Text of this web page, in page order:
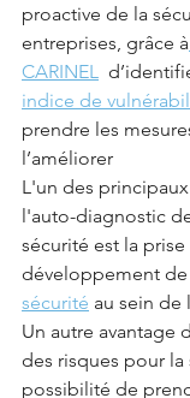
proactive de la
entreprises, grâce à
CARINEL
indice de
prendre les
l’améliorer
L'un des
l'auto-diagnostic
sécurité est la
développement de
sécurité au sein de
Un autre avantage
des risques pour la
possibilité de